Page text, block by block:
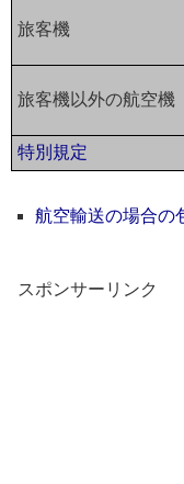
旅客機
旅客機以外の航空機
特別規定
航空輸送の場合の
スポンサーリンク